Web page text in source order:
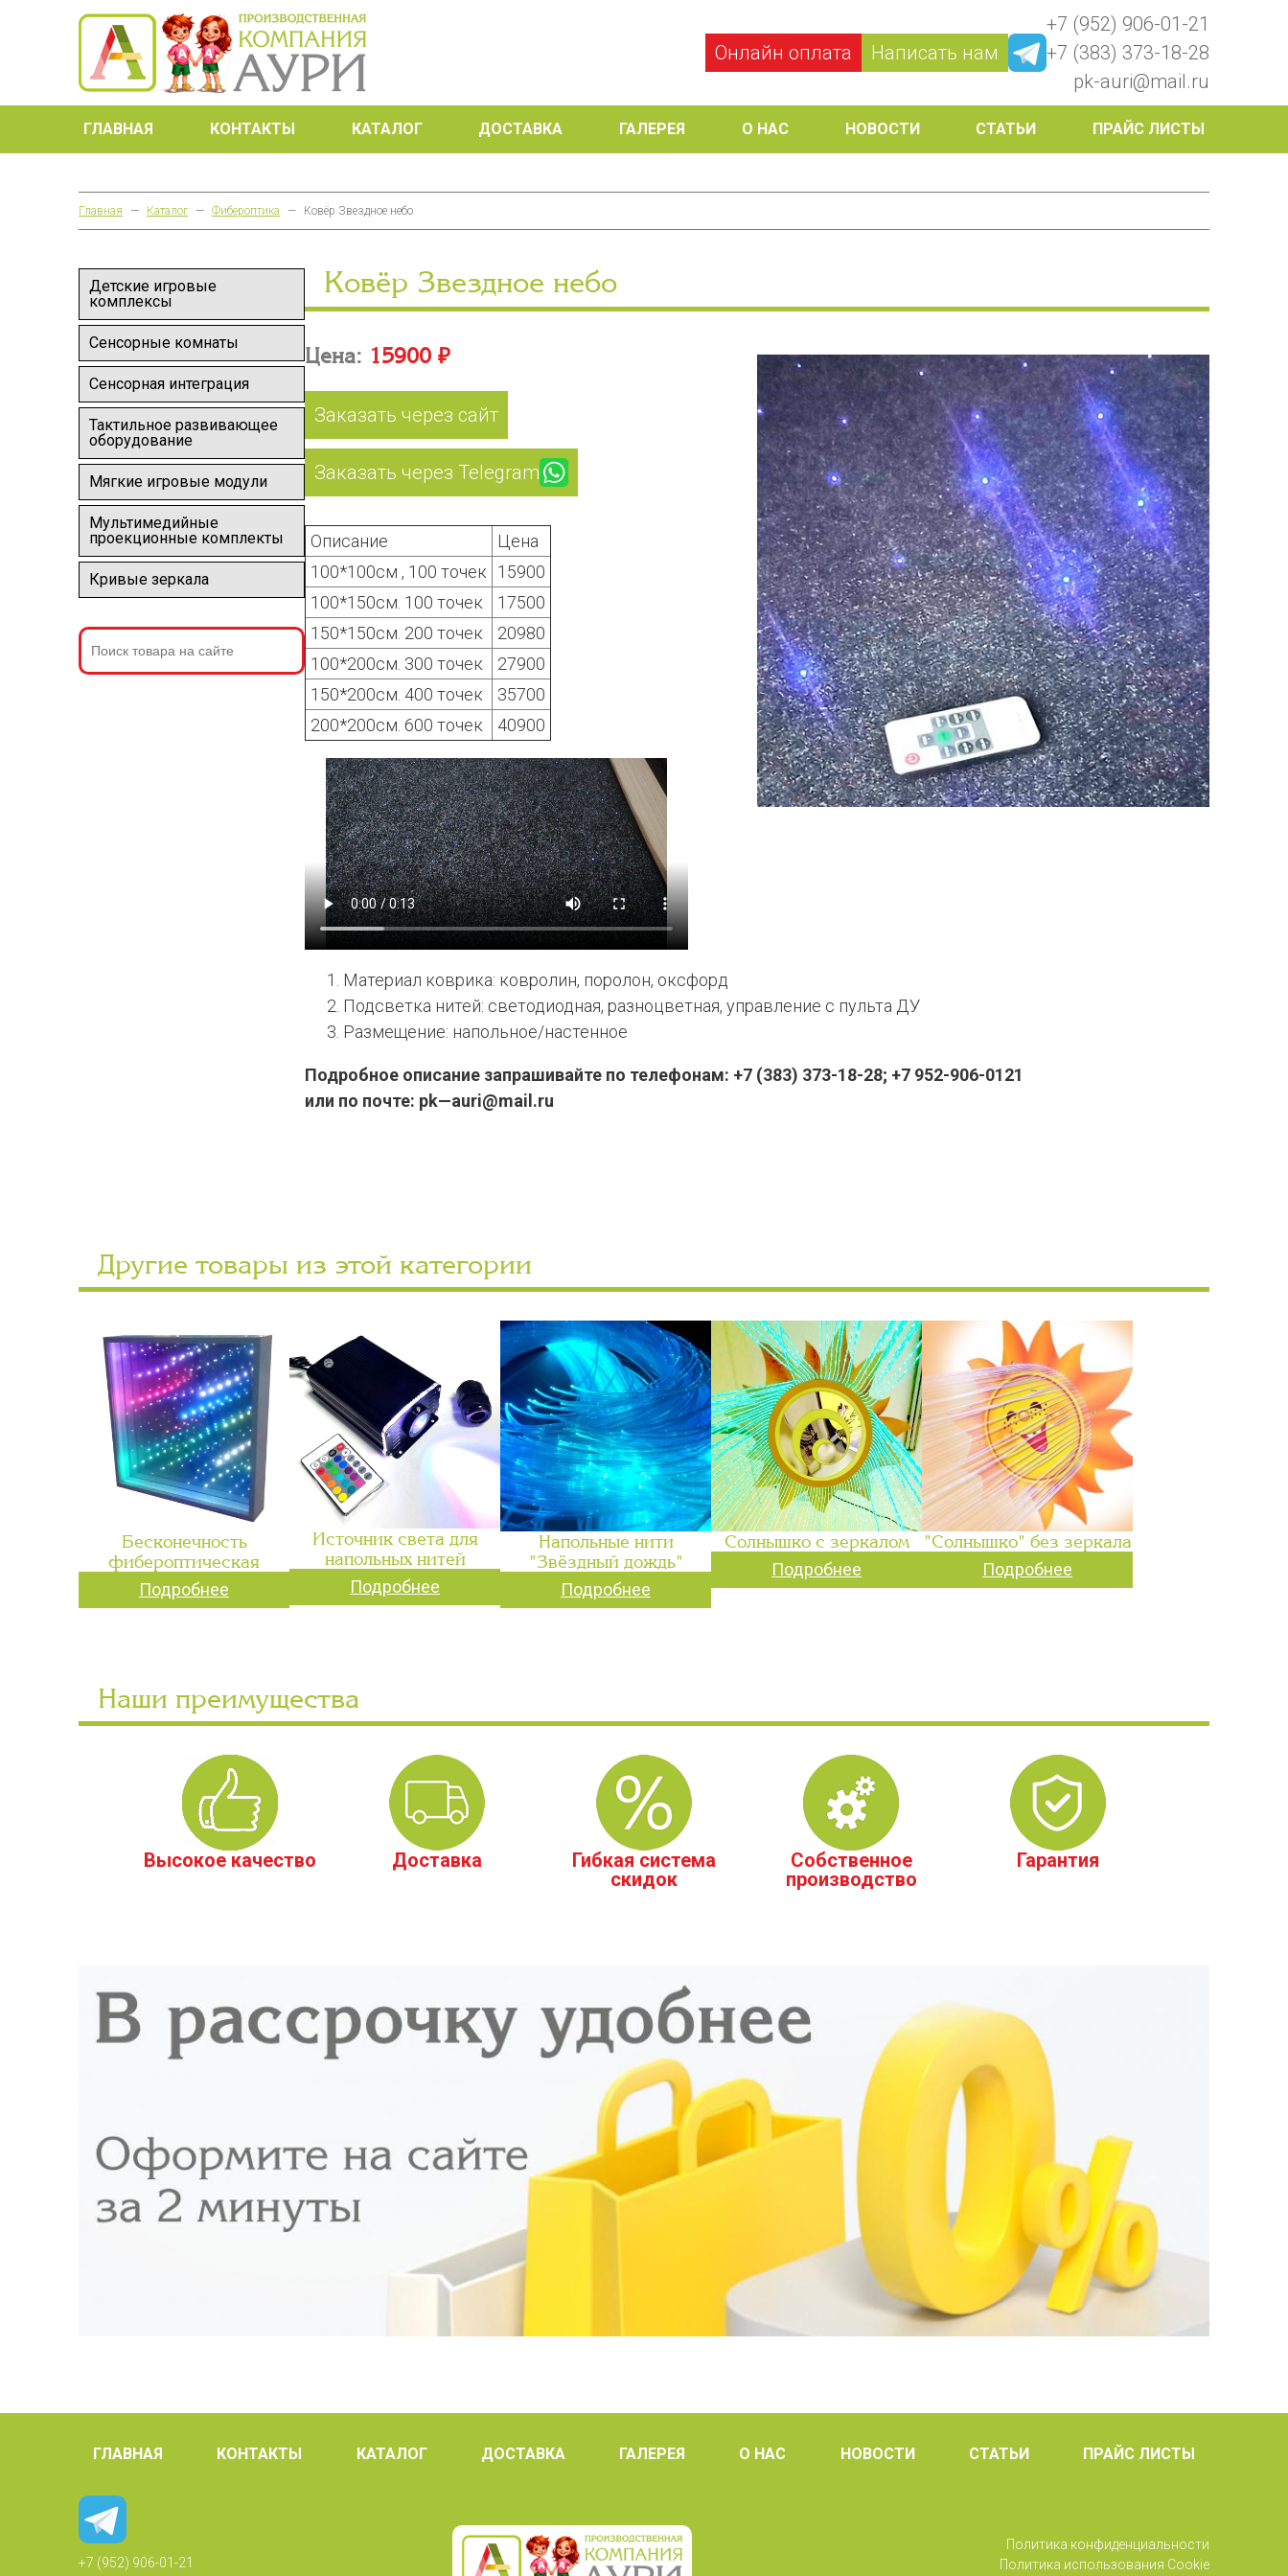
Онлайн оплата Написать нам
+7 (952) 906-01-21
+7 (383) 373-18-28
pk-auri@mail.ru
ГЛАВНАЯ КОНТАКТЫ КАТАЛОГ ДОСТАВКА ГАЛЕРЕЯ О НАС НОВОСТИ СТАТЬИ ПРАЙС ЛИСТЫ
Главная — Каталог — Фибероптика — Ковёр Звездное небо
Детские игровые
комплексы
Сенсорные комнаты
Сенсорная интеграция
Тактильное развивающее
оборудование
Мягкие игровые модули
Мультимедийные
проекционные комплекты
Кривые зеркала
Ковёр Звездное небо
Цена: 15900 ₽
Заказать через сайт
Заказать через Telegram
Описание
Цена
100*100см , 100 точек
15900
100*150см. 100 точек
17500
150*150см. 200 точек
20980
100*200см. 300 точек
27900
150*200см. 400 точек
35700
200*200см. 600 точек
40900
Материал коврика: ковролин, поролон, оксфорд
Подсветка нитей: светодиодная, разноцветная, управление с пульта ДУ
Размещение: напольное/настенное
Подробное описание запрашивайте по телефонам: +7 (383) 373-18-28; +7 952-906-0121
или по почте: pk—auri@mail .ru
Другие товары из этой категории
Бесконечность
фибероптическая
Подробнее
Источник света для
напольных нитей
Подробнее
Напольные нити
"Звёздный дождь"
Подробнее
Солнышко с зеркалом
Подробнее
"Солнышко" без зеркала
Подробнее
Наши преимущества
Высокое качество Доставка
Гибкая система
скидок
Собственное
производство
Гарантия
ГЛАВНАЯ КОНТАКТЫ КАТАЛОГ ДОСТАВКА ГАЛЕРЕЯ О НАС НОВОСТИ СТАТЬИ ПРАЙС ЛИСТЫ
+7 (952) 906-01-21
Политика конфиденциальности
Политика использования Cookie